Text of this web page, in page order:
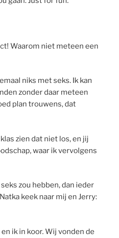
Waarom niet meteen een
niks met seks. Ik kan
zonder daar meteen
plan trouwens, dat
zien dat niet los, en jij
waar ik vervolgens
zou hebben, dan ieder
keek naar mij en Jerry:
ik in koor. Wij vonden de